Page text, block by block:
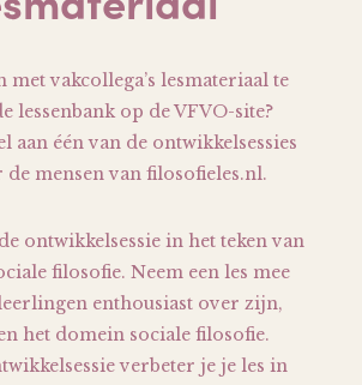
met vakcollega’s lesmateriaal te
lessenbank op de VFVO-site?
aan één van de ontwikkelsessies
mensen van filosofieles.nl.
ontwikkelsessie in het teken van
filosofie. Neem een les mee
enthousiast over zijn,
het domein sociale filosofie.
verbeter je je les in